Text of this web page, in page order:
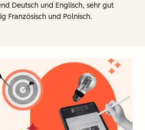
Deutsch und Englisch, sehr gut
Französisch und Polnisch.